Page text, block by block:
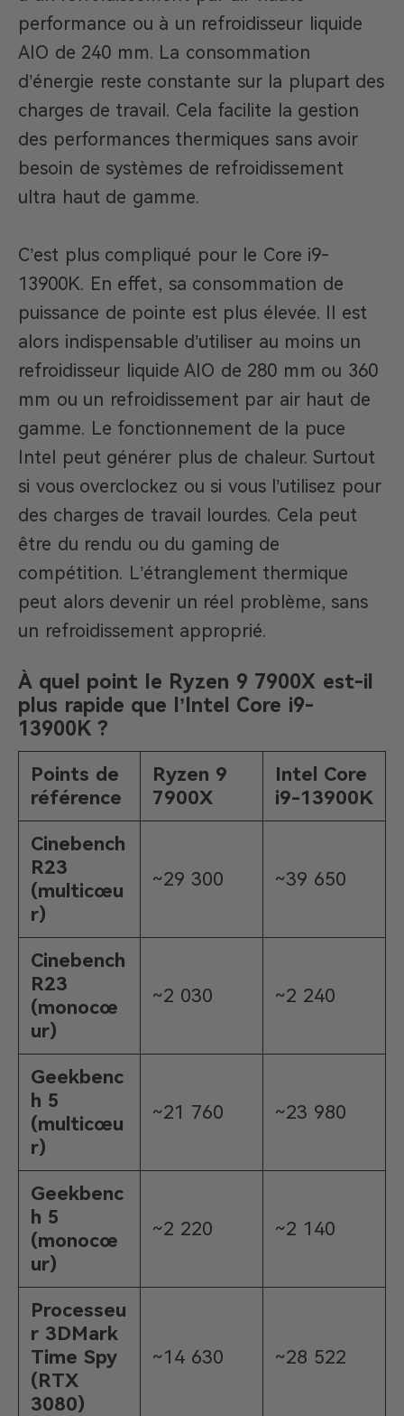
performance ou à un refroidisseur liquide
AIO de 240 mm. La consommation
d’énergie reste constante sur la plupart des
charges de travail. Cela facilite la gestion
des performances thermiques sans avoir
besoin de systèmes de refroidissement
ultra haut de gamme.
C’est plus compliqué pour le Core i9-
13900K. En effet, sa consommation de
puissance de pointe est plus élevée. Il est
alors indispensable d’utiliser au moins un
refroidisseur liquide AIO de 280 mm ou 360
mm ou un refroidissement par air haut de
gamme. Le fonctionnement de la puce
Intel peut générer plus de chaleur. Surtout
si vous overclockez ou si vous l’utilisez pour
des charges de travail lourdes. Cela peut
être du rendu ou du gaming de
compétition. L’étranglement thermique
peut alors devenir un réel problème, sans
un refroidissement approprié.
À quel point le Ryzen 9 7900X est-il
plus rapide que l’Intel Core i9-
13900K ?
Points de
référence
Ryzen 9
7900X
Intel Core
i9-13900K
Cinebench
R23
(multicœu
r)
~29 300 ~39 650
Cinebench
R23
(monocœ
ur)
~2 030 ~2 240
Geekbenc
h 5
(multicœu
r)
~21 760 ~23 980
Geekbenc
h 5
(monocœ
ur)
~2 220 ~2 140
Processeu
r 3DMark
Time Spy
(RTX
3080)
~14 630 ~28 522